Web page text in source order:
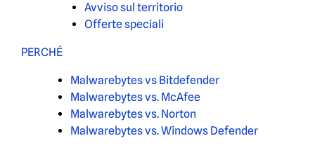
Avviso sul territorio
Offerte speciali
PERCHÉ
Malwarebytes vs Bitdefender
Malwarebytes vs. McAfee
Malwarebytes vs. Norton
Malwarebytes vs. Windows Defender